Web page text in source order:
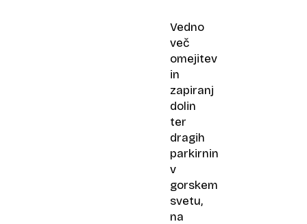
Vedno
več
omejitev
in
zapiranj
dolin
ter
dragih
parkirnin
v
gorskem
svetu,
na